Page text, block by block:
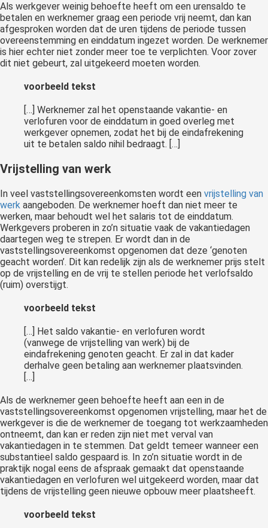
Als werkgever weinig behoefte heeft om een urensaldo te
betalen en werknemer graag een periode vrij neemt, dan kan
afgesproken worden dat de uren tijdens de periode tussen
overeenstemming en einddatum ingezet worden. De werknemer
is hier echter niet zonder meer toe te verplichten. Voor zover
dit niet gebeurt, zal uitgekeerd moeten worden.
voorbeeld tekst
[…] Werknemer zal het openstaande vakantie- en
verlofuren voor de einddatum in goed overleg met
werkgever opnemen, zodat het bij de eindafrekening
uit te betalen saldo nihil bedraagt. […]
Vrijstelling van werk
In veel vaststellingsovereenkomsten wordt een vrijstelling van
werk aangeboden. De werknemer hoeft dan niet meer te
werken, maar behoudt wel het salaris tot de einddatum.
Werkgevers proberen in zo’n situatie vaak de vakantiedagen
daartegen weg te strepen. Er wordt dan in de
vaststellingsovereenkomst opgenomen dat deze ‘genoten
geacht worden’. Dit kan redelijk zijn als de werknemer prijs stelt
op de vrijstelling en de vrij te stellen periode het verlofsaldo
(ruim) overstijgt.
voorbeeld tekst
[…] Het saldo vakantie- en verlofuren wordt
(vanwege de vrijstelling van werk) bij de
eindafrekening genoten geacht. Er zal in dat kader
derhalve geen betaling aan werknemer plaatsvinden.
[…]
Als de werknemer geen behoefte heeft aan een in de
vaststellingsovereenkomst opgenomen vrijstelling, maar het de
werkgever is die de werknemer de toegang tot werkzaamheden
ontneemt, dan kan er reden zijn niet met verval van
vakantiedagen in te stemmen. Dat geldt temeer wanneer een
substantieel saldo gespaard is. In zo’n situatie wordt in de
praktijk nogal eens de afspraak gemaakt dat openstaande
vakantiedagen en verlofuren wel uitgekeerd worden, maar dat
tijdens de vrijstelling geen nieuwe opbouw meer plaatsheeft.
voorbeeld tekst